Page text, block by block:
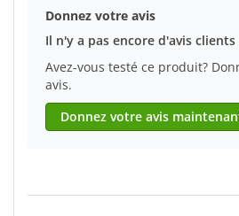
Donnez votre avis
Il n'y a pas encore d'avis
Avez-vous testé ce produit?
avis.
Donnez votre avis